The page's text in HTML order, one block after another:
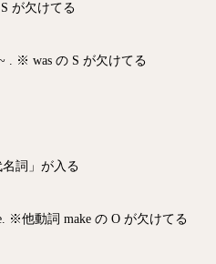
が欠けてる
. ※ was の S が欠けてる
詞」が入る
※他動詞 make の O が欠けてる